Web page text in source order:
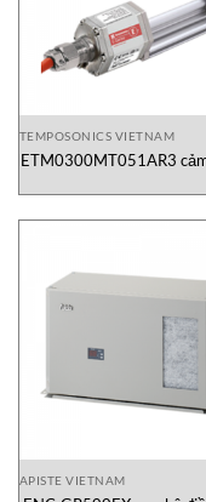
TEMPOSONICS VIETNAM
ETM0300MT051AR3
APISTE VIETNAM